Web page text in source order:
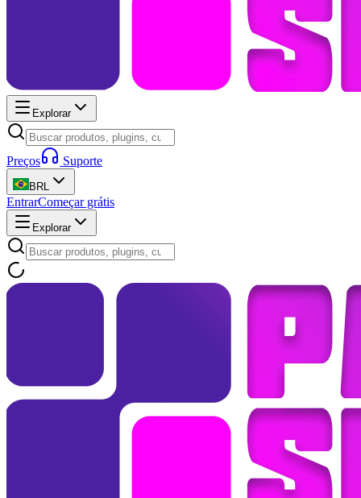
Explorar
Preços Suporte
BRL
EntrarComeçar grátis
Explorar